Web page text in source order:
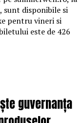
sunt disponibile si
pentru vineri si
este de 426
guvernanța